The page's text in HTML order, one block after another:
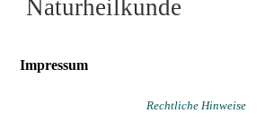
Naturheilkunde
Impressum
Rechtliche Hinweise